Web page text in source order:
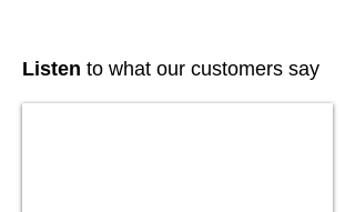
Listen to what our customers say